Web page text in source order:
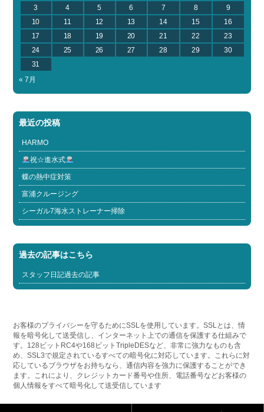
3
4 5 6 7 8
9
10
11 12 13 14 15
16
17
18 19 20 21 22
23
24
25 26 27 28 29
30
31
« 7月
最近の投稿
HARMO
祝☆進水式
蝶の熱中症対策
富浦クルージング
シーガル7海水ストレーナー掃除
過去の記事はこちら
スタッフ日記過去の記事
お客様のプライバシーを守るためにSSLを使用しています。SSLとは、情
報を暗号化して送受信し、インターネット上での通信を保護する仕組みで
す。128ビットRC4や168ビットTripleDESなど、非常に強力なものも含
め、SSL3で規定されているすべての暗号化に対応しています。これらに対
応しているブラウザをお持ちなら、通信内容を強力に保護することができ
ます。これにより、クレジットカード番号や住所、電話番号などお客様の
個人情報をすべて暗号化して送受信しています